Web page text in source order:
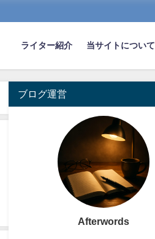
ライター紹介 当サイトについて
ブログ運営
Afterwords